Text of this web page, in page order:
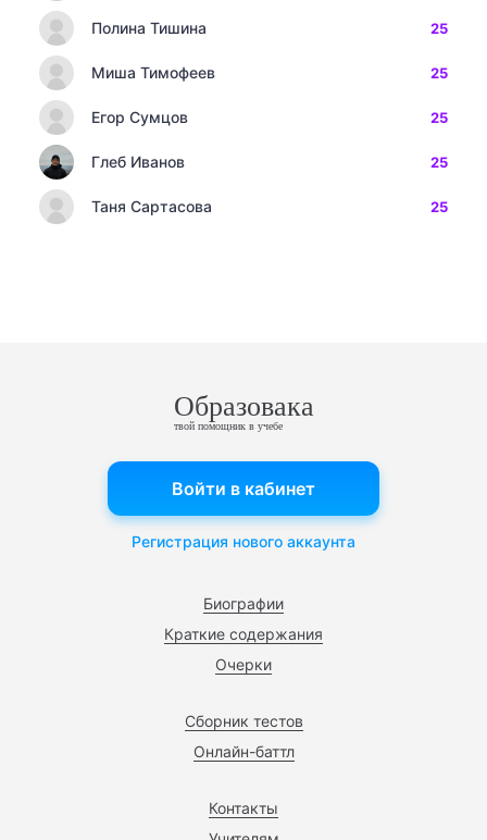
Полина Тишина 25
Миша Тимофеев 25
Егор Сумцов 25
Глеб Иванов 25
Таня Сартасова 25
Образовака
твой помощник в учебе
Биографии
Краткие содержания
Очерки
Сборник тестов
Онлайн-баттл
Контакты
Войти в кабинет
Регистрация нового аккаунта